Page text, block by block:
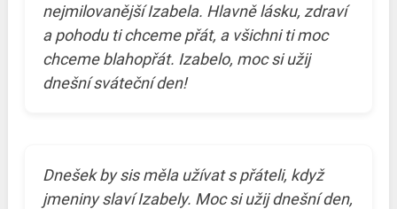
nejmilovanější Izabela. Hlavně lásku, zdraví
a pohodu ti chceme přát, a všichni ti moc
chceme blahopřát. Izabelo, moc si užij
dnešní sváteční den!
Dnešek by sis měla užívat s přáteli, když
jmeniny slaví Izabely. Moc si užij dnešní den,